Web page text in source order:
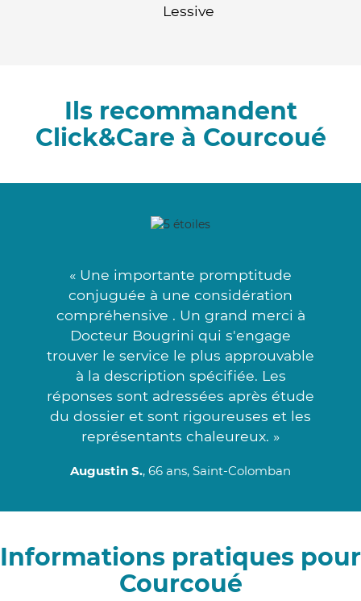
Lessive
Ils recommandent
Click&Care à Courcoué
« Une importante promptitude
conjuguée à une considération
compréhensive . Un grand merci à
Docteur Bougrini qui s'engage
trouver le service le plus approuvable
à la description spécifiée. Les
réponses sont adressées après étude
du dossier et sont rigoureuses et les
représentants chaleureux. »
Augustin S., 66 ans, Saint-Colomban
Informations pratiques pour
Courcoué